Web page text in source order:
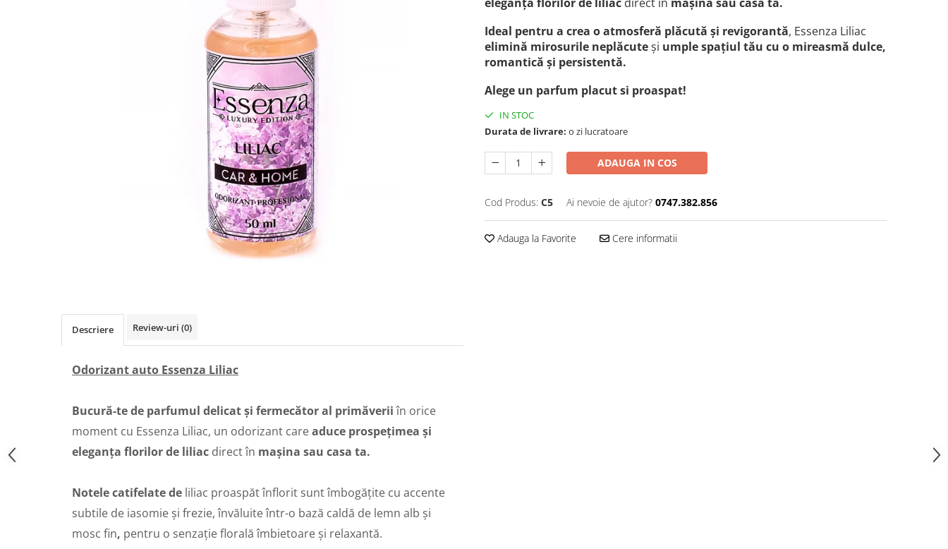
Ideal pentru a crea o atmosferă plăcută și revigorantă, Essenza Liliac
elimină mirosurile neplăcuteși umple spațiul tău cu o mireasmă dulce,
romantică și persistentă.
Alege un parfum placut si proaspat!
IN STOC
Durata de livrare: o zi lucratoare
ADAUGA IN COS
Cod Produs: C5 Ai nevoie de ajutor? 0747.382.856
Adauga la Favorite Cere informatii
Descriere Review-uri (0)
Odorizant auto Essenza Liliac
Bucură-te de parfumul delicat și fermecător al primăveriiîn orice
moment cu Essenza Liliac, un odorizant careaduce prospețimea și
eleganța florilor de liliac direct în mașina sau casa ta.
Notele catifelate de liliac proaspătînflorit sunt îmbogățite cu accente
subtile de iasomie și frezie, învăluite într-o bază caldă de lemn alb și
mosc fin, pentru o senzație florală îmbietoare și relaxantă.